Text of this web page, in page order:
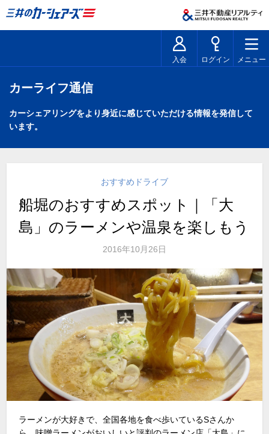
入会 ログイン メニュー
カーライフ通信
カーシェアリングをより身近に感じていただける情報を発信して
います。
おすすめドライブ
船堀のおすすめスポット｜「大
島」のラーメンや温泉を楽しもう
2016年10月26日
ラーメンが大好きで、全国各地を食べ歩いているSさんか